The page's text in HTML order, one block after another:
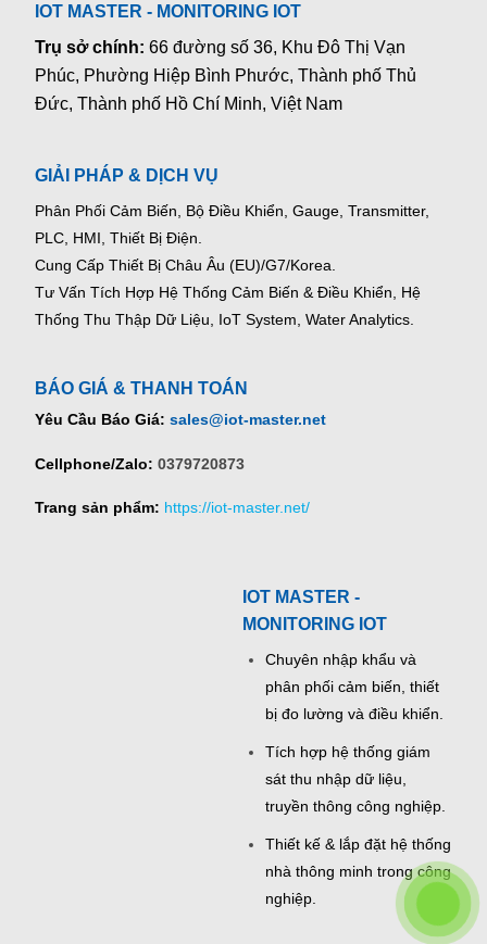
IOT MASTER - MONITORING IOT
Trụ sở chính:66 đường số 36, Khu Đô Thị Vạn
Phúc, Phường Hiệp Bình Phước, Thành phố Thủ
Đức, Thành phố Hồ Chí Minh, Việt Nam
GIẢI PHÁP & DỊCH VỤ
Phân Phối Cảm Biến, Bộ Điều Khiển, Gauge, Transmitter,
PLC, HMI, Thiết Bị Điện.
Cung Cấp Thiết Bị Châu Âu (EU)/G7/Korea.
Tư Vấn Tích Hợp Hệ Thống Cảm Biến & Điều Khiển, Hệ
Thống Thu Thập Dữ Liệu, IoT System, Water Analytics.
BÁO GIÁ & THANH TOÁN
Yêu Cầu Báo Giá: sales@iot-master.net
Cellphone/Zalo: 0379720873
Trang sản phẩm: https://iot-master.net/
IOT MASTER -
MONITORING IOT
Chuyên nhập khẩu và
phân phối cảm biến, thiết
bị đo lường và điều khiển.
Tích hợp hệ thống giám
sát thu nhập dữ liệu,
truyền thông công nghiệp.
Thiết kế & lắp đặt hệ thống
nhà thông minh trong công
nghiệp.